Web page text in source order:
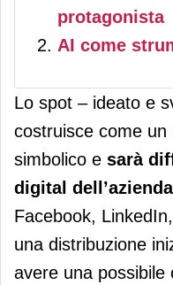
protagonista
AI come
Lo spot – ideato e
costruisce come
simbolico e sarà
digital
Facebook,
una distribuzione
avere una possibile